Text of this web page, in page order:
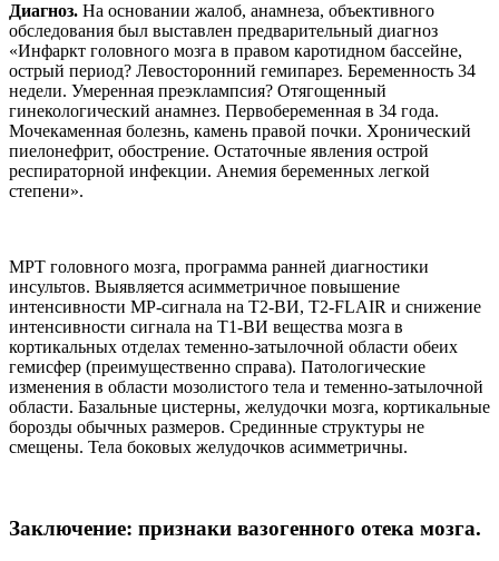
Диагноз. На основании жалоб, анамнеза, объективного
обследования был выставлен предварительный диагноз
«Инфаркт головного мозга в правом каротидном бассейне,
острый период? Левосторонний гемипарез. Беременность 34
недели. Умеренная преэклампсия? Отягощенный
гинекологический анамнез. Первобеременная в 34 года.
Мочекаменная болезнь, камень правой почки. Хронический
пиелонефрит, обострение. Остаточные явления острой
респираторной инфекции. Анемия беременных легкой
степени».
МРТ головного мозга, программа ранней диагностики
инсультов. Выявляется асимметричное повышение
интенсивности МР-сигнала на Т2-ВИ, Т2-FLAIR и снижение
интенсивности сигнала на Т1-ВИ вещества мозга в
кортикальных отделах теменно-затылочной области обеих
гемисфер (преимущественно справа). Патологические
изменения в области мозолистого тела и теменно-затылочной
области. Базальные цистерны, желудочки мозга, кортикальные
борозды обычных размеров. Срединные структуры не
смещены. Тела боковых желудочков асимметричны.
Заключение: признаки вазогенного отека мозга.